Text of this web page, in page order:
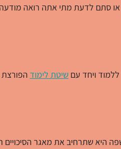
סתם לדעת מתי אתה רואה
ויחד עם שיטת לימוד
היא שתרחיב את מאגר הסיכויים